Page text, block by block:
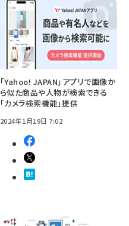
「Yahoo! JAPAN」アプリで画像か
ら似た商品や人物が検索できる
「カメラ検索機能」提供
2024年1月19日 7:02